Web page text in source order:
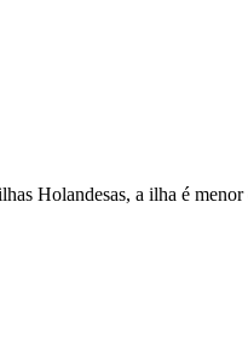
Holandesas, a ilha é